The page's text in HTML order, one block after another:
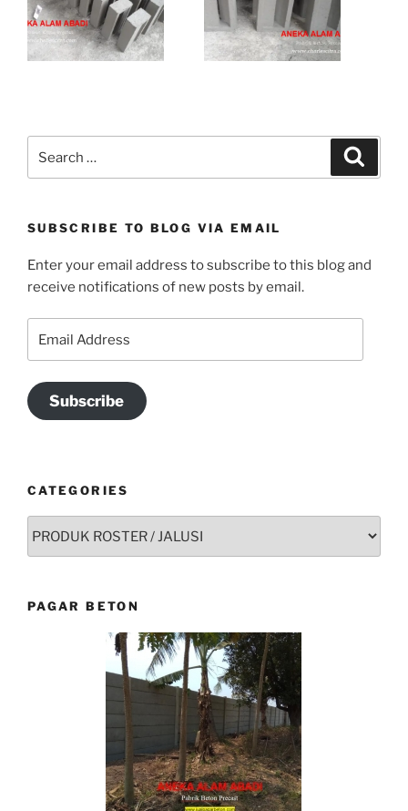
for:
SUBSCRIBE TO BLOG VIA EMAIL
Enter your email address to subscribe to this blog and
receive notifications of new posts by email.
Address
Subscribe
CATEGORIES
PAGAR BETON